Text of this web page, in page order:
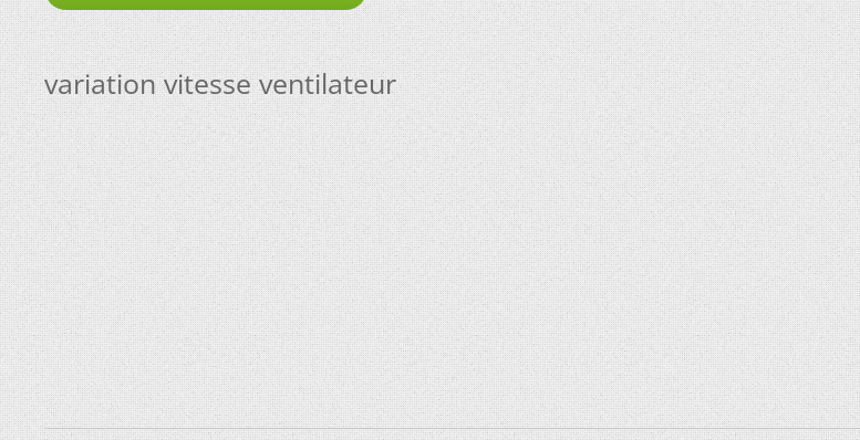
variation vitesse ventilateur